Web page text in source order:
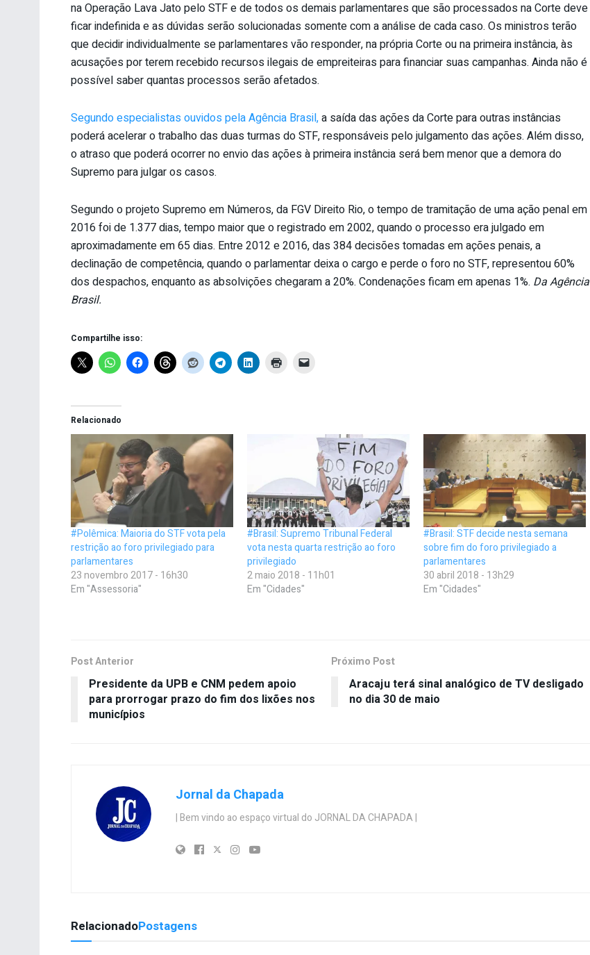
na Operação Lava Jato pelo STF e de todos os demais parlamentares que são processados na Corte deve
ficar indefinida e as dúvidas serão solucionadas somente com a análise de cada caso. Os ministros terão
que decidir individualmente se parlamentares vão responder, na própria Corte ou na primeira instância, às
acusações por terem recebido recursos ilegais de empreiteiras para financiar suas campanhas. Ainda não é
possível saber quantas processos serão afetados.
Segundo especialistas ouvidos pela Agência Brasil,a saída das ações da Corte para outras instâncias
poderá acelerar o trabalho das duas turmas do STF, responsáveis pelo julgamento das ações. Além disso,
o atraso que poderá ocorrer no envio das ações à primeira instância será bem menor que a demora do
Supremo para julgar os casos.
Segundo o projeto Supremo em Números, da FGV Direito Rio, o tempo de tramitação de uma ação penal em
2016 foi de 1.377 dias, tempo maior que o registrado em 2002, quando o processo era julgado em
aproximadamente em 65 dias. Entre 2012 e 2016, das 384 decisões tomadas em ações penais, a
declinação de competência, quando o parlamentar deixa o cargo e perde o foro no STF, representou 60%
dos despachos, enquanto as absolvições chegaram a 20%. Condenações ficam em apenas 1%. Da Agência
Brasil.
Compartilhe isso:
Relacionado
#Polêmica: Maioria do STF vota pela
restrição ao foro privilegiado para
parlamentares
23 novembro 2017 - 16h30
Em "Assessoria"
#Brasil: Supremo Tribunal Federal
vota nesta quarta restrição ao foro
privilegiado
2 maio 2018 - 11h01
Em "Cidades"
#Brasil: STF decide nesta semana
sobre fim do foro privilegiado a
parlamentares
30 abril 2018 - 13h29
Em "Cidades"
Post Anterior
Presidente da UPB e CNM pedem apoio
para prorrogar prazo do fim dos lixões nos
municípios
Próximo Post
Aracaju terá sinal analógico de TV desligado
no dia 30 de maio
Jornal da Chapada
| Bem vindo ao espaço virtual do JORNAL DA CHAPADA |
RelacionadoPostagens